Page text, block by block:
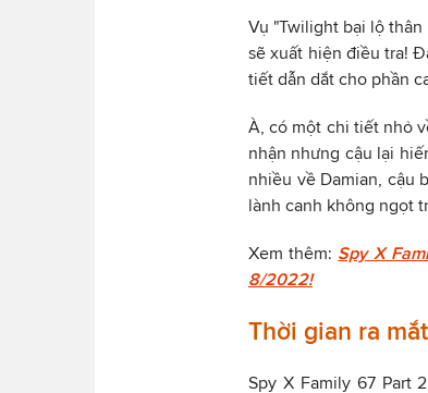
Vụ "Twilight bại lộ thân
sẽ xuất hiện điều tra!
tiết dẫn dắt cho phần
À, có một chi tiết nhỏ
nhận nhưng cậu lại
nhiều về Damian, cậu
lành canh không ngọt
Xem thêm: Spy X
8/2022!
Thời gian ra
Spy X Family 67 Part